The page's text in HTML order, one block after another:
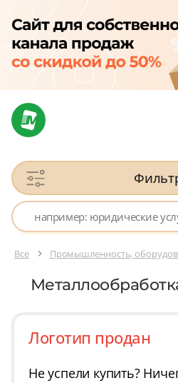
Все Промышленность,
Логотип продан
Не успели купить?